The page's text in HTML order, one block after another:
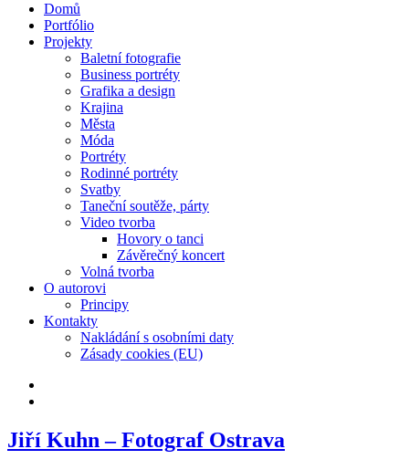
Domů
Portfólio
Projekty
Baletní fotografie
Business portréty
Grafika a design
Krajina
Města
Móda
Portréty
Rodinné portréty
Svatby
Taneční soutěže, párty
Video tvorba
Hovory o tanci
Závěrečný koncert
Volná tvorba
O autorovi
Principy
Kontakty
Nakládání s osobními daty
Zásady cookies (EU)
Jiří Kuhn – Fotograf Ostrava